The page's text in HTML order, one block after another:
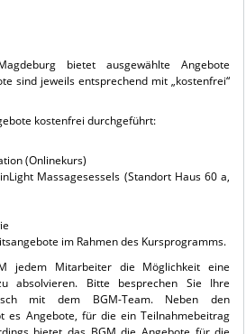
bietet ausgewählte Angebote
sind jeweils entsprechend mit „kostenfrei“
kostenfrei durchgeführt:
(Onlinekurs)
Massagesessels (Standort Haus 60 a,
im Rahmen des Kursprogramms.
jedem Mitarbeiter die Möglichkeit eine
absolvieren. Bitte besprechen Sie Ihre
mit dem BGM-Team. Neben den
es Angebote, für die ein Teilnahmebeitrag